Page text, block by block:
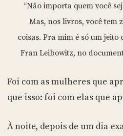
“Nâo importa quem você
Mas, nos livros, você tem
coisas. Pra mim é só um jeito
Fran Leibowitz, no
Foi com as mulheres que
que isso: foi com elas que
À noite, depois de um dia